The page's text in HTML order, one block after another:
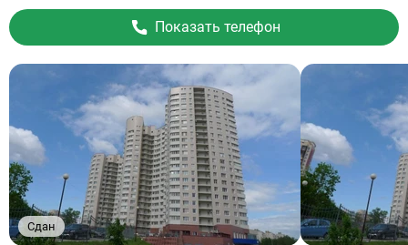
Показать телефон
Сдан